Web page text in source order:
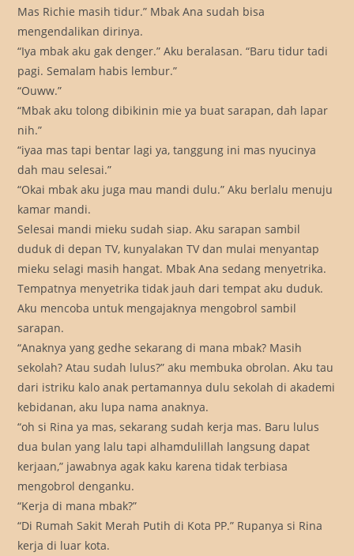
Mas Richie masih tidur.” Mbak Ana sudah bisa
mengendalikan dirinya.
“Iya mbak aku gak denger.” Aku beralasan. “Baru tidur tadi
pagi. Semalam habis lembur.”
“Ouww.”
“Mbak aku tolong dibikinin mie ya buat sarapan, dah lapar
nih.”
“iyaa mas tapi bentar lagi ya, tanggung ini mas nyucinya
dah mau selesai.”
“Okai mbak aku juga mau mandi dulu.” Aku berlalu menuju
kamar mandi.
Selesai mandi mieku sudah siap. Aku sarapan sambil
duduk di depan TV, kunyalakan TV dan mulai menyantap
mieku selagi masih hangat. Mbak Ana sedang menyetrika.
Tempatnya menyetrika tidak jauh dari tempat aku duduk.
Aku mencoba untuk mengajaknya mengobrol sambil
sarapan.
“Anaknya yang gedhe sekarang di mana mbak? Masih
sekolah? Atau sudah lulus?” aku membuka obrolan. Aku tau
dari istriku kalo anak pertamannya dulu sekolah di akademi
kebidanan, aku lupa nama anaknya.
“oh si Rina ya mas, sekarang sudah kerja mas. Baru lulus
dua bulan yang lalu tapi alhamdulillah langsung dapat
kerjaan,” jawabnya agak kaku karena tidak terbiasa
mengobrol denganku.
“Kerja di mana mbak?”
“Di Rumah Sakit Merah Putih di Kota PP.” Rupanya si Rina
kerja di luar kota.